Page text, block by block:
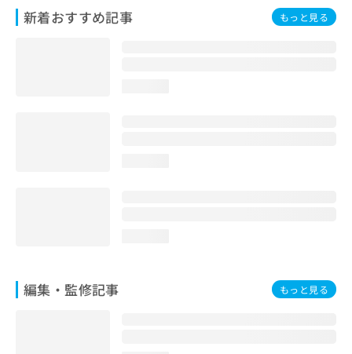
新着おすすめ記事 もっと見る
編集・監修記事 もっと見る
お
問